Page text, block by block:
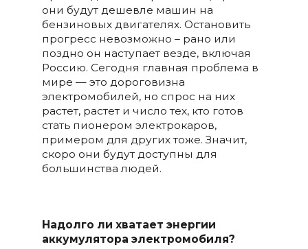
они будут дешевле машин на
бензиновых двигателях. Остановить
прогресс невозможно – рано или
поздно он наступает везде, включая
Россию. Сегодня главная проблема в
мире — это дороговизна
электромобилей, но спрос на них
растет, растет и число тех, кто готов
стать пионером электрокаров,
примером для других тоже. Значит,
скоро они будут доступны для
большинства людей.
Надолго ли хватает энергии
аккумулятора электромобиля?